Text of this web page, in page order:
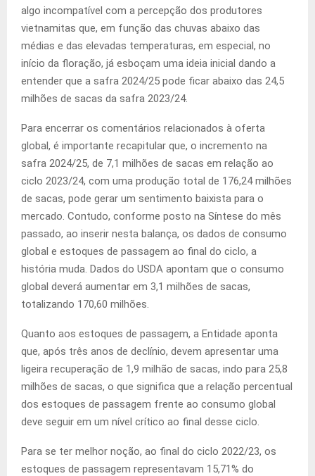
algo incompatível com a percepção dos produtores
vietnamitas que, em função das chuvas abaixo das
médias e das elevadas temperaturas, em especial, no
início da floração, já esboçam uma ideia inicial dando a
entender que a safra 2024/25 pode ficar abaixo das 24,5
milhões de sacas da safra 2023/24.
Para encerrar os comentários relacionados à oferta
global, é importante recapitular que, o incremento na
safra 2024/25, de 7,1 milhões de sacas em relação ao
ciclo 2023/24, com uma produção total de 176,24 milhões
de sacas, pode gerar um sentimento baixista para o
mercado. Contudo, conforme posto na Síntese do mês
passado, ao inserir nesta balança, os dados de consumo
global e estoques de passagem ao final do ciclo, a
história muda. Dados do USDA apontam que o consumo
global deverá aumentar em 3,1 milhões de sacas,
totalizando 170,60 milhões.
Quanto aos estoques de passagem, a Entidade aponta
que, após três anos de declínio, devem apresentar uma
ligeira recuperação de 1,9 milhão de sacas, indo para 25,8
milhões de sacas, o que significa que a relação percentual
dos estoques de passagem frente ao consumo global
deve seguir em um nível crítico ao final desse ciclo.
Para se ter melhor noção, ao final do ciclo 2022/23, os
estoques de passagem representavam 15,71% do